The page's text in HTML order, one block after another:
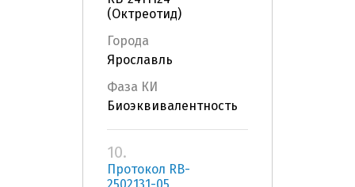
(Октреотид)
Города
Ярославль
Фаза КИ
Биоэквивалентность
10.
Протокол RB-